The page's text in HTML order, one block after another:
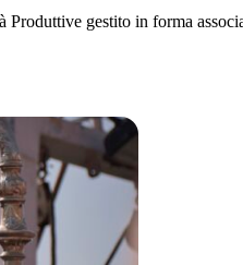
gestito in forma